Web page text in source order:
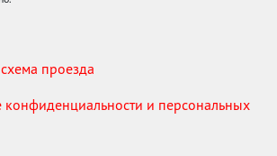
проезда
конфиденциальности и персональных